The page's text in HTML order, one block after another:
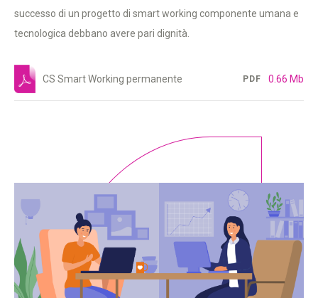
successo di un progetto di smart working componente umana e
tecnologica debbano avere pari dignità.
CS Smart Working permanente PDF 0.66 Mb